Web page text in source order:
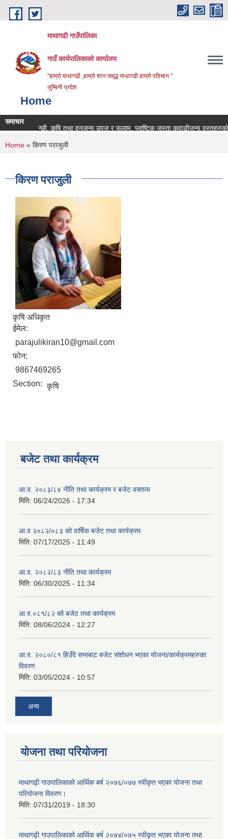
Skip to main content
माथागढी गाउँपालिका
गाउँ कार्यपालिकाको कार्यालय
"हाम्रो माथागढी ,हाम्रो शान:समृद्ध माथागढी हाम्रो पहिचान "
लुम्बिनी प्रदेश
Home
समाचार
पशु, पन्छी, कृषि तथा वनजन्य उपज र फलाम, प्लाष्टिक जस्ता कवाडीजन्य वस्तुहरुको
You are here
Home » किरण पराजुली
किरण पराजुली
कृषि अधिकृत
ईमेल:
parajulikiran10@gmail.com
फोन:
9867469265
Section: कृषि
बजेट तथा कार्यक्रम
आ.व. २०८३/८४ नीति तथा कार्यक्रम र बजेट वक्तव्य
मिति: 06/24/2026 - 17:34
आ.व २०८२/०८३ को वार्षिक बजेट तथा कार्यक्रम
मिति: 07/17/2025 - 11:49
आ.व. २०८२/८३ नीति तथा कार्यक्रम
मिति: 06/30/2025 - 11:34
आ.व.०८१/८२ को बजेट तथा कार्यक्रम
मिति: 08/06/2024 - 12:27
आ.व. २०८०/८१ हिउँदे सभाबाट बजेट संशोधन भएका योजना/कार्यक्रमहरुका
विवरण
मिति: 03/05/2024 - 10:57
अन्य
योजना तथा परियोजना
माथागढ़ी गाउपालिकाको आर्थिक बर्ष २०७६/०७७ स्वीकृत भएका योजना तथा
परियोजना विवरण।
मिति: 07/31/2019 - 18:30
माथागढ़ी गाउपालिकाको आर्थिक बर्ष २०७४/०७५ स्वीकृत भएका योजना तथा